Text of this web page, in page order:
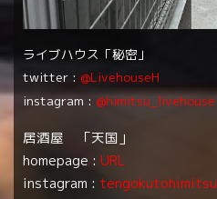
ライブハウス「秘密」
twitter : @LivehouseH
instagram : @himitsu_livehouse
居酒屋 「天国」
homepage : URL
instagram : tengokutohimitsu